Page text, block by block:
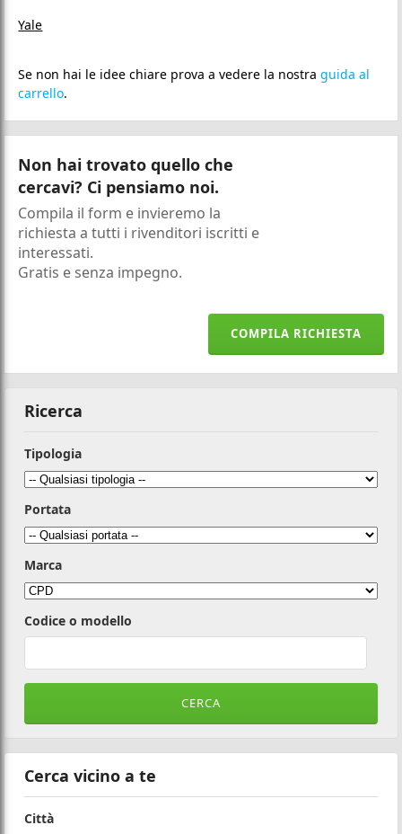
Yale
Se non hai le idee chiare prova a vedere la nostraguida al
carrello.
Non hai trovato quello che
cercavi? Ci pensiamo noi.
Compila il form e invieremo la
richiesta a tutti i rivenditori iscritti e
interessati.
Gratis e senza impegno.
COMPILA RICHIESTA
Ricerca
Tipologia
Portata
Marca
Codice o modello
Cerca vicino a te
Città